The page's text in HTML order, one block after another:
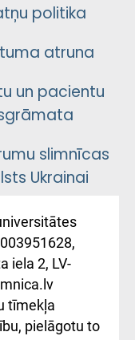
politika
atruna
un pacientu
slimnīcas
Ukrainai
Східної
та співпраця з
iela 2, LV-
tīmekļa
pielāgotu to